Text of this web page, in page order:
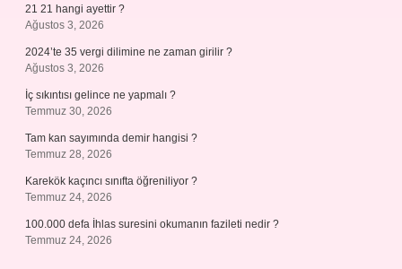
21 21 hangi ayettir ?
Ağustos 3, 2026
2024’te 35 vergi dilimine ne zaman girilir ?
Ağustos 3, 2026
İç sıkıntısı gelince ne yapmalı ?
Temmuz 30, 2026
Tam kan sayımında demir hangisi ?
Temmuz 28, 2026
Karekök kaçıncı sınıfta öğreniliyor ?
Temmuz 24, 2026
100.000 defa İhlas suresini okumanın fazileti nedir ?
Temmuz 24, 2026